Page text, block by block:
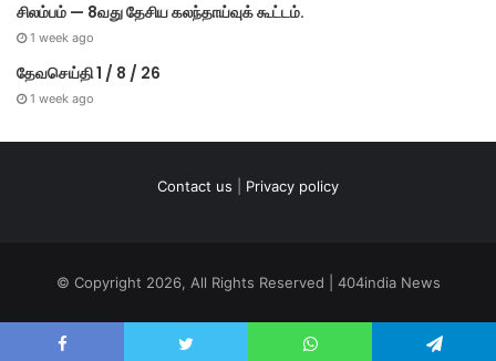
சிலம்பம் — 8வது தேசிய கலந்தாய்வுக் கூட்டம்.
1 week ago
தேவசெய்தி 1 / 8 / 26
1 week ago
Contact us Privacy policy
© Copyright 2026, All Rights Reserved | 404india News